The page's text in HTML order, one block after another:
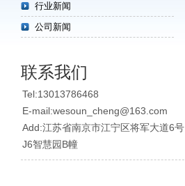
行业新闻
公司新闻
联系我们
Tel:13013786468
E-mail:wesoun_cheng@163.com
Add:江苏省南京市江宁区将军大道6号
J6智慧园B幢